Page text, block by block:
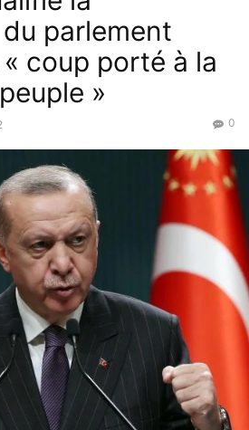
parlement
coup porté à la
»
0